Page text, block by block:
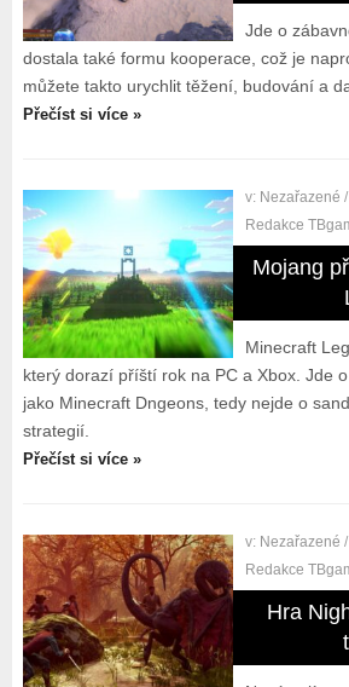
Jde o
dostala také formu kooperace, což je
můžete takto urychlit těžení, budování a
Přečíst si více »
v: Nezařazené
Redakce
Mojang
Minecraft
který dorazí příští rok na PC a Xbox. Jde
jako Minecraft Dngeons, tedy nejde o
strategií.
Přečíst si více »
v: Nezařazené
Redakce
Hra